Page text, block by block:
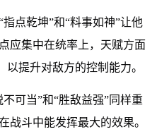
点乾坤”和“料事如神”让他
应集中在统率上，天赋方面
以提升对敌方的控制能力。
可当”和“胜敌益强”同样重
战斗中能发挥最大的效果。